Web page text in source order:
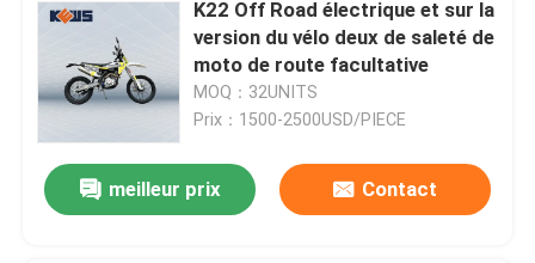
K22 Off Road électrique et sur la
version du vélo deux de saleté de
moto de route facultative
MOQ：32UNITS
Prix：1500-2500USD/PIECE
meilleur prix Contact